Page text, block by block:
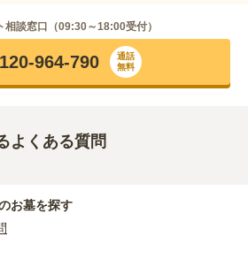
相談窓口（09:30～18:00受付）
964-790
通話
無料
よくある質問
お墓を探す